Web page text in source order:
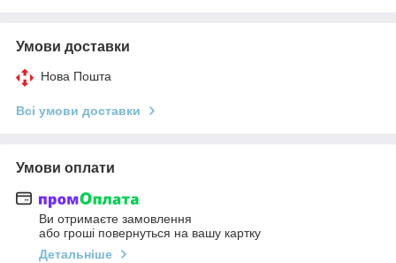
Умови доставки
Нова Пошта
Всі умови доставки
Умови оплати
Ви отримаєте замовлення
або гроші повернуться на вашу картку
Детальніше